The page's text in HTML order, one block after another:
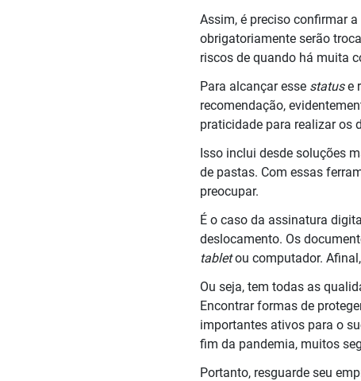
Assim, é preciso confirmar
obrigatoriamente serão
riscos de quando há muita
Para alcançar esse statuse
recomendação,
praticidade para realizar os
Isso inclui desde soluções
de pastas. Com essas
preocupar.
É o caso da assinatura
deslocamento. Os
tabletou computador.
Ou seja, tem todas as
Encontrar formas de
importantes ativos para o
fim da pandemia, muitos
Portanto, resguarde seu